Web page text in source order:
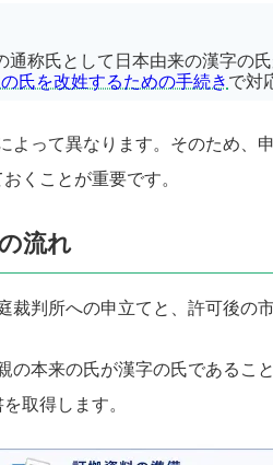
称氏として日本由来の漢字の
氏を改姓するための手続き で対
よって異なります。そのため、
くことが重要です。
流れ
裁判所への申立てと、許可後の
の本来の氏が漢字の氏であるこ
取得します。